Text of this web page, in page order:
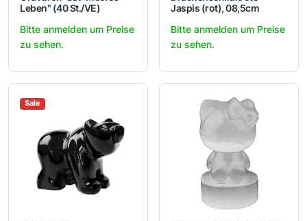
Leben" (40 St./VE)
Bitte anmelden um Preise
zu sehen.
Jaspis (rot), 08,5cm
Bitte anmelden um Preise
zu sehen.
Sale